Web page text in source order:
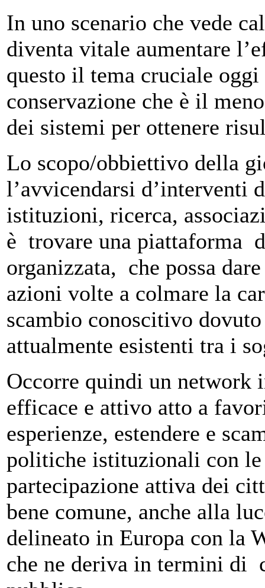
In uno scenario che vede
diventa vitale aumentare
questo il tema cruciale
conservazione che è il
dei sistemi per ottenere
Lo scopo/obbiettivo della
l’avvicendarsi d’interventi
istituzioni, ricerca,
è trovare una piattaforma
organizzata, che possa
azioni volte a colmare la
scambio conoscitivo
attualmente esistenti tra i
Occorre quindi un
efficace e attivo atto a
esperienze, estendere e
politiche istituzionali con
partecipazione attiva dei
bene comune, anche alla
delineato in Europa con la
che ne deriva in termini di